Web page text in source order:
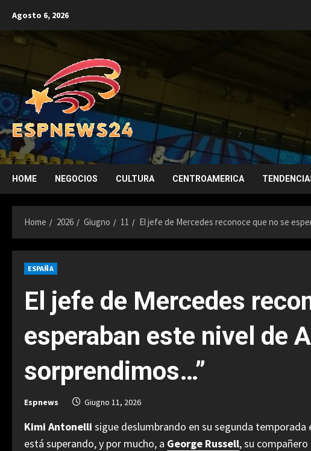
content
Agosto 6, 2026
HOME NEGOCIOS CULTURA CENTROAMERICA
Home 2026 Giugno 11 El jefe de Mercedes reconoce que no se
ESPAÑA
El jefe de Mercedes
esperaban este nivel de
sorprendimos…”
Espnews Giugno 11, 2026
Kimi Antonelli sigue deslumbrando en su segunda
está superando, y por mucho, a George Russell, su